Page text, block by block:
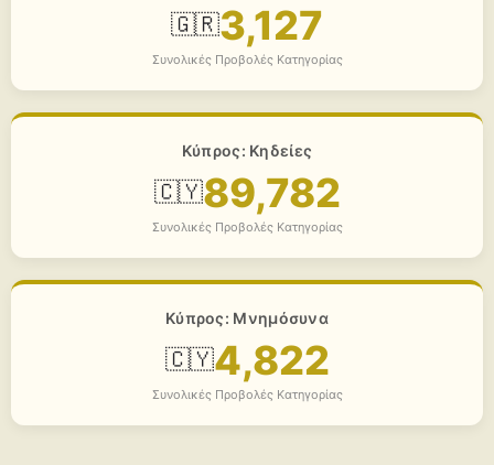
🇬🇷3,127
Συνολικές Προβολές Κατηγορίας
Κύπρος: Κηδείες
🇨🇾89,782
Συνολικές Προβολές Κατηγορίας
Κύπρος: Μνημόσυνα
🇨🇾4,822
Συνολικές Προβολές Κατηγορίας